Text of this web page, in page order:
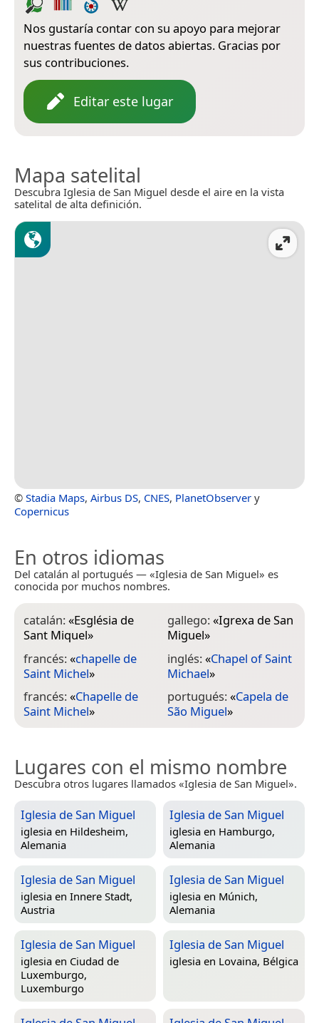
Nos gustaría contar con su apoyo para mejorar
nuestras fuentes de datos abiertas. Gracias por
sus contribuciones.
Editar este lugar
Mapa satelital
Descubra Iglesia de San Miguel desde el aire en la vista
satelital de alta definición.
© Stadia Maps, Airbus DS, CNES, PlanetObserver y
Copernicus
En otros idiomas
Del catalán al portugués — «Iglesia de San Miguel» es
conocida por muchos nombres.
catalán:«Església de
Sant Miquel»
francés:«chapelle de
Saint Michel»
francés:«Chapelle de
Saint Michel»
gallego:«Igrexa de San
Miguel»
inglés:«Chapel of Saint
Michael»
portugués:«Capela de
São Miguel»
Lugares con el mismo nombre
Descubra otros lugares llamados «Iglesia de San Miguel».
Iglesia de San Miguel
iglesia en Hildesheim,
Alemania
Iglesia de San Miguel
iglesia en Hamburgo,
Alemania
Iglesia de San Miguel
iglesia en Innere Stadt,
Austria
Iglesia de San Miguel
iglesia en Múnich,
Alemania
Iglesia de San Miguel
iglesia en Ciudad de
Luxemburgo,
Luxemburgo
Iglesia de San Miguel
iglesia en Lovaina, Bélgica